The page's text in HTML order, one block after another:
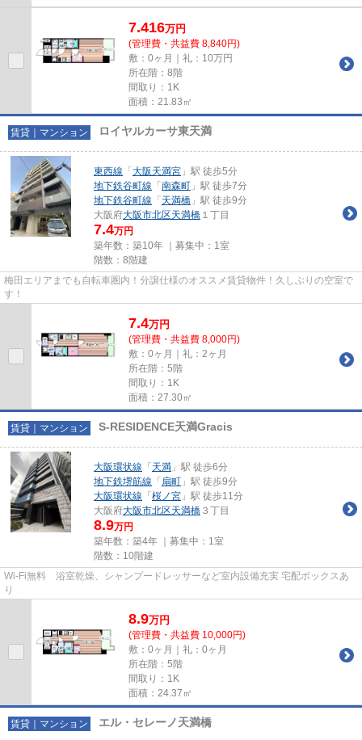
7.416万円
(管理費・共益費 8,840円)
敷：0ヶ月｜礼：10万円
所在階：8階
間取り：1K
面積：21.83㎡
賃貸｜マンション ロイヤルカーサ東天満
東西線 「 大阪天満宮 」駅 徒歩5分
地下鉄谷町線 「 南森町 」駅 徒歩7分
地下鉄谷町線 「 天満橋 」駅 徒歩9分
大阪府大阪市北区天満橋 １丁目
7.4万円
築年数：築10年 ｜募集中： 1室
階数：8階建
梅田エリアまでも自転車圏内！分譲仕様のオススメ賃貸物件！久しぶりの空室で
す！
7.4万円
(管理費・共益費 8,000円)
敷：0ヶ月｜礼：2ヶ月
所在階：5階
間取り：1K
面積：27.30㎡
賃貸｜マンション S-RESIDENCE天満Gracis
大阪環状線 「 天満 」駅 徒歩6分
地下鉄堺筋線 「 扇町 」駅 徒歩9分
大阪環状線 「 桜ノ宮 」駅 徒歩11分
大阪府大阪市北区天満橋 ３丁目
8.9万円
築年数：築4年 ｜募集中： 1室
階数：10階建
Wi-Fi無料 浴室乾燥、シャンプードレッサーなど室内設備充実 宅配ボックスあ
り
8.9万円
(管理費・共益費 10,000円)
敷：0ヶ月｜礼：0ヶ月
所在階：5階
間取り：1K
面積：24.37㎡
賃貸｜マンション エル・セレーノ天満橋